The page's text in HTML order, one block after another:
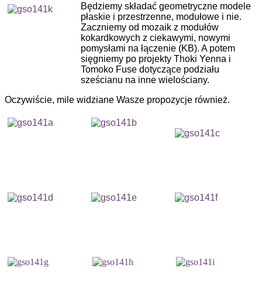
Będziemy składać geometryczne modele
płaskie i przestrzenne, modułowe i nie.
Zaczniemy od mozaik z modułów
kokardkowych z ciekawymi, nowymi
pomysłami na łączenie (KB). A potem
sięgniemy po projekty Thoki Yenna i
Tomoko Fuse dotyczące podziału
sześcianu na inne wielościany.
Oczywiście, mile widziane Wasze propozycje również.